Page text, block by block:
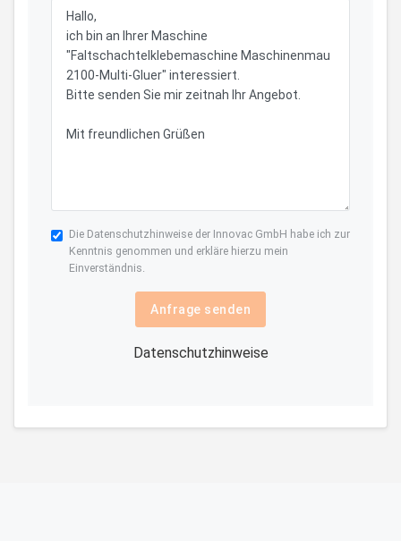
Die Datenschutzhinweise der Innovac GmbH habe ich zur
Kenntnis genommen und erkläre hierzu mein
Einverständnis.
Anfrage senden
Datenschutzhinweise